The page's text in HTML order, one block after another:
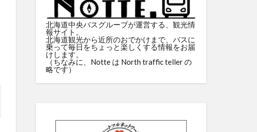
北海道中央バスグループが運営する、観光情
報サイト。
北海道観光から近所のおでかけまで、バスに
乗って毎日をちょっと楽しくする情報をお届
けします。
（ちなみに、Notte は North traffic teller の
略です）